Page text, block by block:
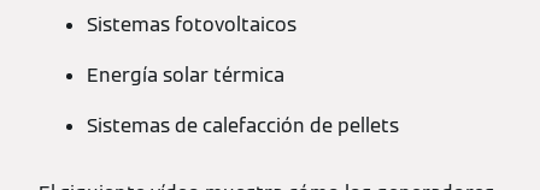
Sistemas fotovoltaicos
Energía solar térmica
Sistemas de calefacción de pellets